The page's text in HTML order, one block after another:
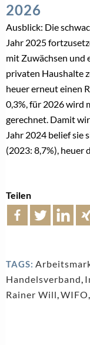
2026
Ausblick: Die
Jahr 2025
mit Zuwächsen und
privaten Haushalte
heuer erneut einen
0,3%, für 2026 wird
gerechnet. Damit
Jahr 2024 belief sie
(2023: 8,7%), heuer
Teilen
TAGS:
Handelsverband,
Rainer Will,WIFO,